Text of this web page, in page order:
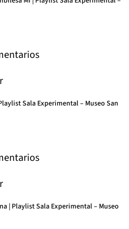
Sala Experimental – Museo San
| Playlist Sala Experimental – Museo